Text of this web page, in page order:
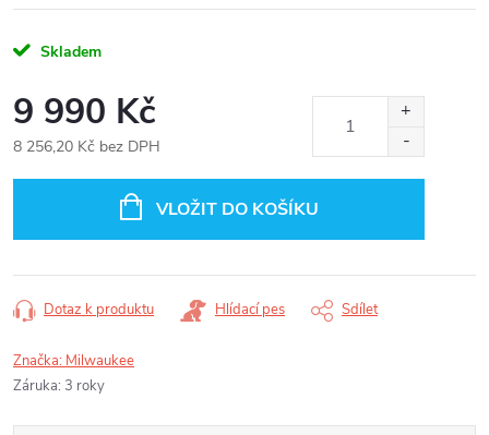
Skladem
9 990 Kč
8 256,20 Kč bez DPH
VLOŽIT DO KOŠÍKU
Dotaz k produktu Hlídací pes Sdílet
Značka: Milwaukee
Záruka: 3 roky